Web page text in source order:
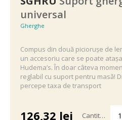
universal
Gherghe
Compus din două piciorușe de
un accesoriu care se poate
Hudema’s. În doar câteva
reglabil cu suport pentru masă!
percepe taxa de transport
126,32 lei Cantitate